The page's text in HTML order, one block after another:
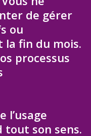
de gérer
ou
la fin du mois.
processus
l’usage
tout son sens.